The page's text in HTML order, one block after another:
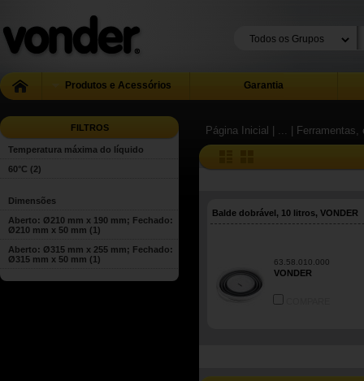
Produtos e Acessórios Garantia
FILTROS
Temperatura máxima do líquido
60°C (2)
Dimensões
Aberto: Ø210 mm x 190 mm; Fechado:
Ø210 mm x 50 mm (1)
Aberto: Ø315 mm x 255 mm; Fechado:
Ø315 mm x 50 mm (1)
Página Inicial | ... |
Balde dobrável, 10 litros, VONDER
63.58.010.000
VONDER